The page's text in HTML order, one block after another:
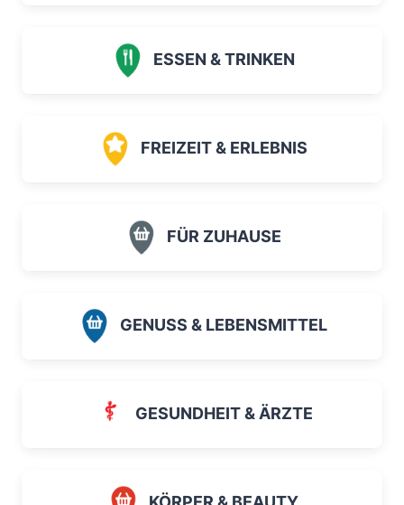
ESSEN & TRINKEN
FREIZEIT & ERLEBNIS
FÜR ZUHAUSE
GENUSS & LEBENSMITTEL
GESUNDHEIT & ÄRZTE